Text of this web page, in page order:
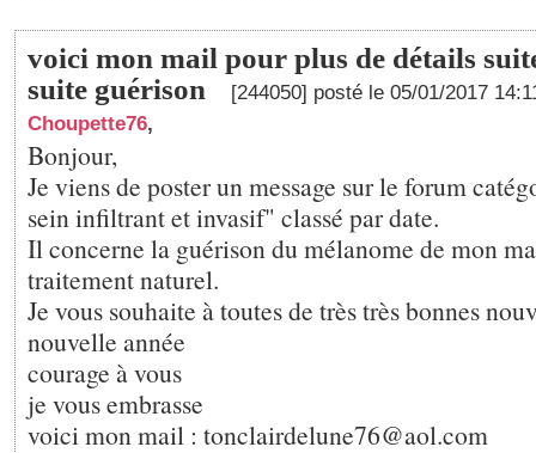
voici mon mail pour plus de détails
suite guérison
[244050] posté le 05/01/2017
Choupette76,
Bonjour,
Je viens de poster un message sur le forum
sein infiltrant et invasif" classé par date.
Il concerne la guérison du mélanome de mon
traitement naturel.
Je vous souhaite à toutes de très très bonnes
nouvelle année
courage à vous
je vous embrasse
voici mon mail : tonclairdelune76@aol.com